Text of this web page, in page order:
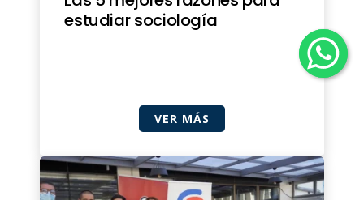
estudiar sociología
VER MÁS